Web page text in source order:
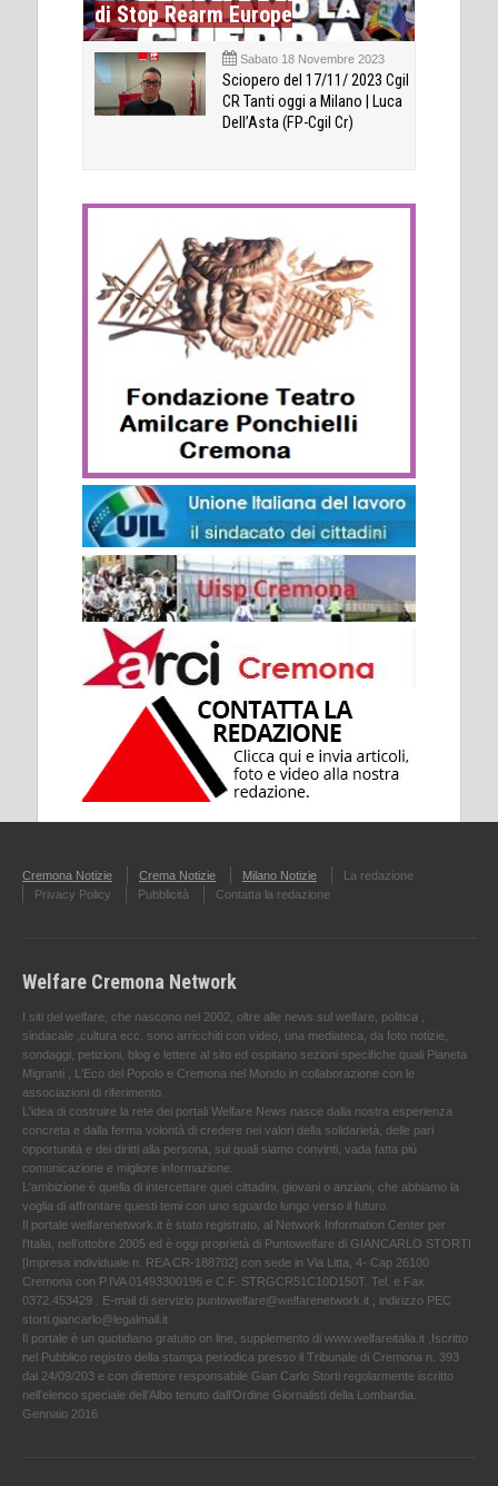
di Stop Rearm Europe
Sabato 18 Novembre 2023
Sciopero del 17/11/ 2023 Cgil
CR Tanti oggi a Milano | Luca
Dell’Asta (FP-Cgil Cr)
Cremona Notizie Crema Notizie Milano Notizie
La redazione
Privacy Policy
Pubblicità Contatta la redazione
Welfare Cremona Network
I siti del welfare, che nascono nel 2002, oltre alle news sul welfare, politica ,
sindacale ,cultura ecc. sono arricchiti con video, una mediateca, da foto notizie,
sondaggi, petizioni, blog e lettere al sito ed ospitano sezioni specifiche quali Pianeta
Migranti , L'Eco del Popolo e Cremona nel Mondo in collaborazione con le
associazioni di riferimento.
L'idea di costruire la rete dei portali Welfare News nasce dalla nostra esperienza
concreta e dalla ferma volontà di credere nei valori della solidarietà, delle pari
opportunità e dei diritti alla persona, sui quali siamo convinti, vada fatta più
comunicazione e migliore informazione.
L'ambizione è quella di intercettare quei cittadini, giovani o anziani, che abbiamo la
voglia di affrontare questi temi con uno sguardo lungo verso il futuro.
Il portale welfarenetwork.it è stato registrato, al Network Information Center per
l'Italia, nell’ottobre 2005 ed è oggi proprietà di Puntowelfare di GIANCARLO STORTI
[Impresa individuale n. REA CR-188702] con sede in Via Litta, 4- Cap 26100
Cremona con P.IVA 01493300196 e C.F. STRGCR51C10D150T. Tel. e Fax
0372.453429 . E-mail di servizio puntowelfare@welfarenetwork.it ; indirizzo PEC
storti.giancarlo@legalmail.it
Il portale è un quotidiano gratuito on line, supplemento di www.welfareitalia.it ,Iscritto
nel Pubblico registro della stampa periodica presso il Tribunale di Cremona n. 393
dal 24/09/203 e con direttore responsabile Gian Carlo Storti regolarmente iscritto
nell’elenco speciale dell’Albo tenuto dall’Ordine Giornalisti della Lombardia.
Gennaio 2016